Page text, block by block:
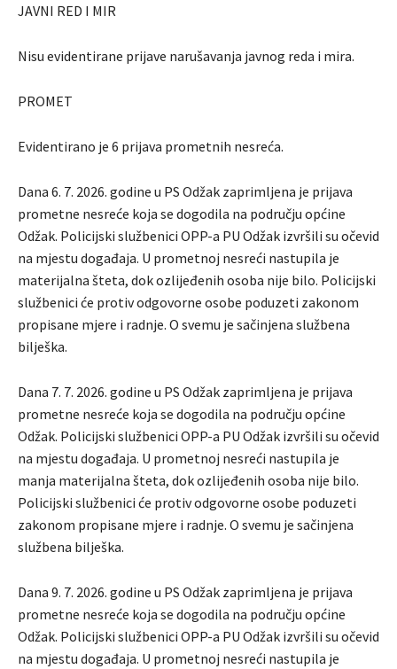
JAVNI RED I MIR
Nisu evidentirane prijave narušavanja javnog reda i mira.
PROMET
Evidentirano je 6 prijava prometnih nesreća.
Dana 6. 7. 2026. godine u PS Odžak zaprimljena je prijava
prometne nesreće koja se dogodila na području općine
Odžak. Policijski službenici OPP-a PU Odžak izvršili su očevid
na mjestu događaja. U prometnoj nesreći nastupila je
materijalna šteta, dok ozlijeđenih osoba nije bilo. Policijski
službenici će protiv odgovorne osobe poduzeti zakonom
propisane mjere i radnje. O svemu je sačinjena službena
bilješka.
Dana 7. 7. 2026. godine u PS Odžak zaprimljena je prijava
prometne nesreće koja se dogodila na području općine
Odžak. Policijski službenici OPP-a PU Odžak izvršili su očevid
na mjestu događaja. U prometnoj nesreći nastupila je
manja materijalna šteta, dok ozlijeđenih osoba nije bilo.
Policijski službenici će protiv odgovorne osobe poduzeti
zakonom propisane mjere i radnje. O svemu je sačinjena
službena bilješka.
Dana 9. 7. 2026. godine u PS Odžak zaprimljena je prijava
prometne nesreće koja se dogodila na području općine
Odžak. Policijski službenici OPP-a PU Odžak izvršili su očevid
na mjestu događaja. U prometnoj nesreći nastupila je